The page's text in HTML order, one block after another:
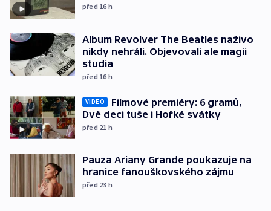
před 16 h
Album Revolver The Beatles naživo
nikdy nehráli. Objevovali ale magii
studia
před 16 h
VIDEO
Filmové premiéry: 6 gramů,
Dvě deci tuše i Hořké svátky
před 21 h
Pauza Ariany Grande poukazuje na
hranice fanouškovského zájmu
před 23 h